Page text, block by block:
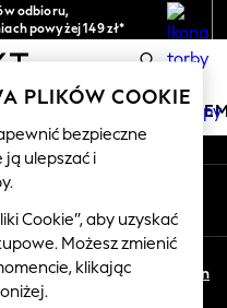
odbioru,
powyżej 149 zł*
0
En
PLIKÓW COOKIE
bezpieczne
ją ulepszać i
Cookie”, aby uzyskać
Możesz zmienić
klikając